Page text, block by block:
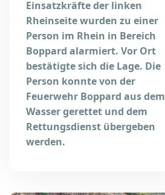
Einsatzkräfte der linken
Rheinseite wurden zu einer
Person im Rhein in Bereich
Boppard alarmiert. Vor Ort
bestätigte sich die Lage. Die
Person konnte von der
Feuerwehr Boppard aus dem
Wasser gerettet und dem
Rettungsdienst übergeben
werden.